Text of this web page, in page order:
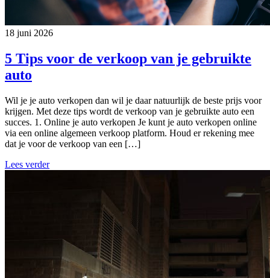
18 juni 2026
5 Tips voor de verkoop van je gebruikte
auto
Wil je je auto verkopen dan wil je daar natuurlijk de beste prijs voor
krijgen. Met deze tips wordt de verkoop van je gebruikte auto een
succes. 1. Online je auto verkopen Je kunt je auto verkopen online
via een online algemeen verkoop platform. Houd er rekening mee
dat je voor de verkoop van een […]
Lees verder